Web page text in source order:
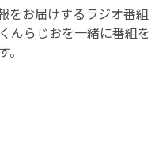
をお届けするラジオ番組
んらじおを一緒に番組を